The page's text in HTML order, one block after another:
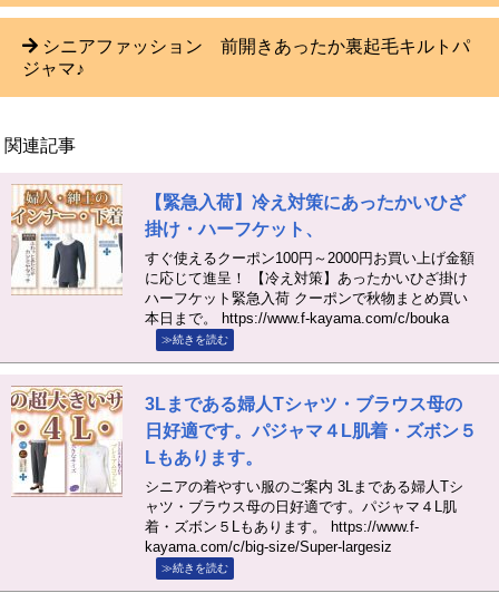
シニアファッション 前開きあったか裏起毛キルトパ
ジャマ♪
関連記事
【緊急入荷】冷え対策にあったかいひざ
掛け・ハーフケット、
すぐ使えるクーポン100円～2000円お買い上げ金額
に応じて進呈！ 【冷え対策】あったかいひざ掛け
ハーフケット緊急入荷 クーポンで秋物まとめ買い
本日まで。 https://www.f-kayama.com/c/bouka
≫続きを読む
3Lまである婦人Tシャツ・ブラウス母の
日好適です。パジャマ４L肌着・ズボン５
Lもあります。
シニアの着やすい服のご案内 3Lまである婦人Tシ
ャツ・ブラウス母の日好適です。パジャマ４L肌
着・ズボン５Lもあります。 https://www.f-
kayama.com/c/big-size/Super-largesiz
≫続きを読む